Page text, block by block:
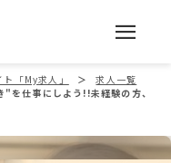
「My求人」 ＞
求人一覧
"を仕事にしよう!!未経験の方、